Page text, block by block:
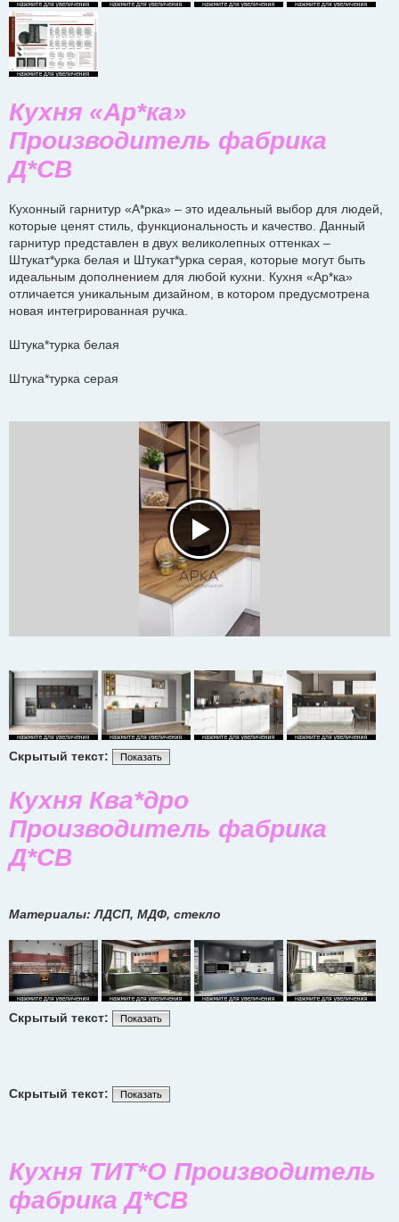
Кухня «Ар*ка»
Производитель фабрика
Д*СВ
Кухонный гарнитур «А*рка» – это идеальный выбор для людей,
которые ценят стиль, функциональность и качество. Данный
гарнитур представлен в двух великолепных оттенках –
Штукат*урка белая и Штукат*урка серая, которые могут быть
идеальным дополнением для любой кухни. Кухня «Ар*ка»
отличается уникальным дизайном, в котором предусмотрена
новая интегрированная ручка.
Штука*турка белая
Штука*турка серая
Скрытый текст: Показать
Кухня Ква*дро
Производитель фабрика
Д*СВ
Материалы: ЛДСП, МДФ, стекло
Скрытый текст: Показать
Скрытый текст: Показать
Кухня ТИТ*О Производитель
фабрика Д*СВ